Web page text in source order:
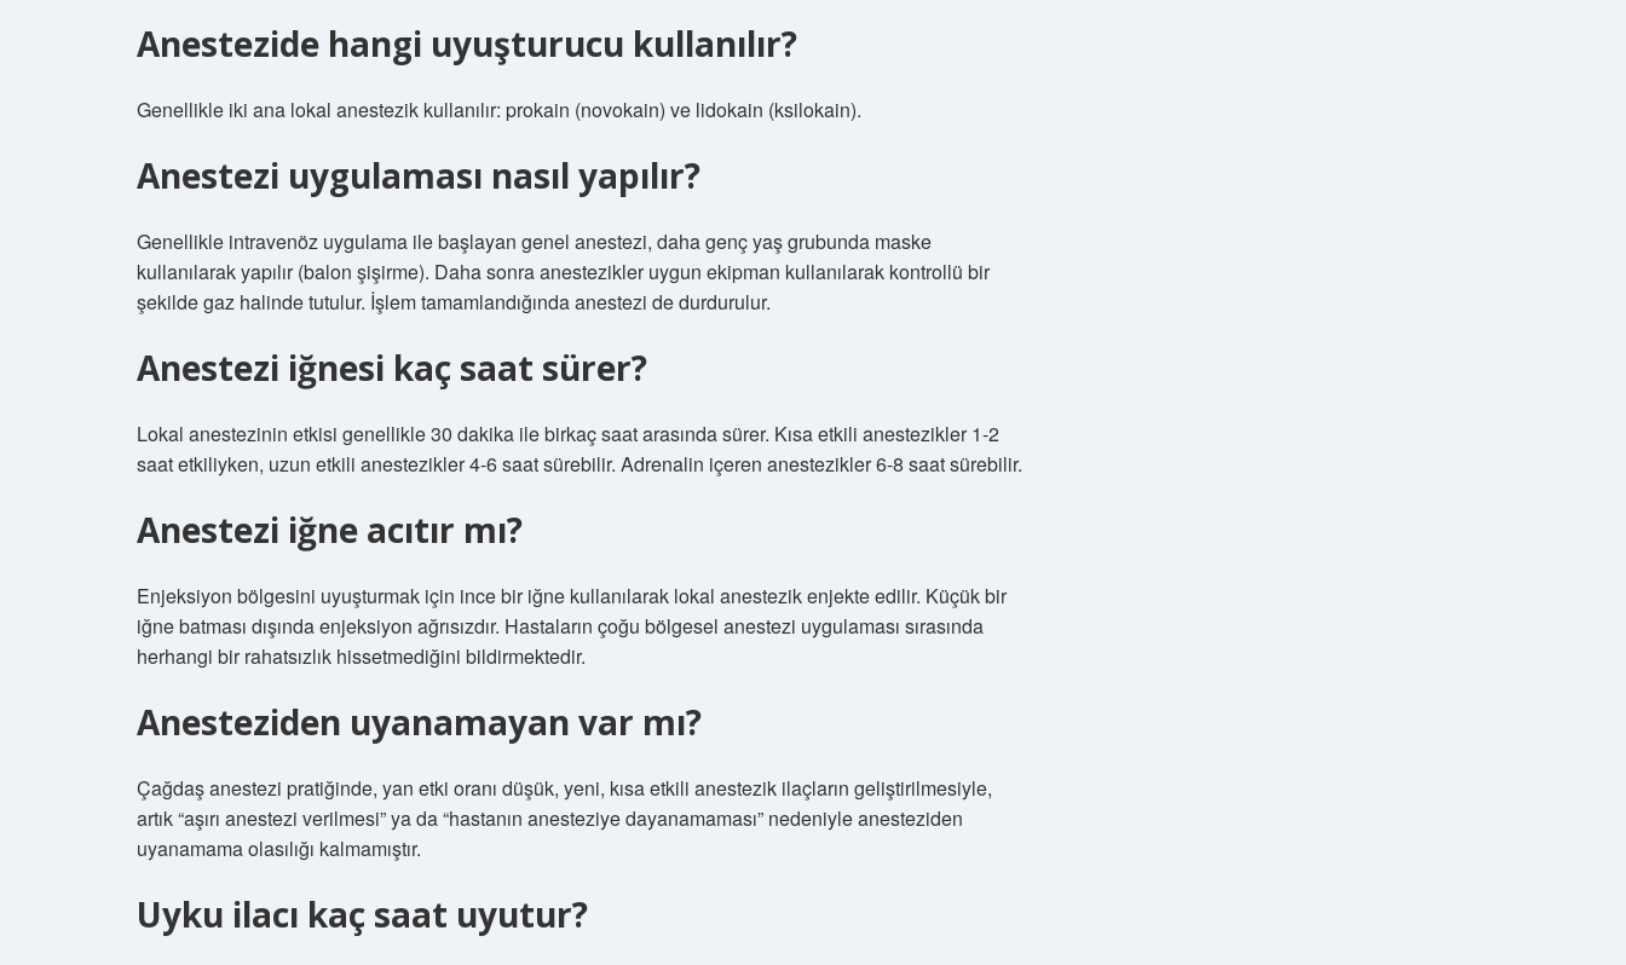
Anestezide hangi uyuşturucu kullanılır?
Genellikle iki ana lokal anestezik kullanılır: prokain (novokain) ve lidokain (ksilokain).
Anestezi uygulaması nasıl yapılır?
Genellikle intravenöz uygulama ile başlayan genel anestezi, daha genç yaş grubunda maske
kullanılarak yapılır (balon şişirme). Daha sonra anestezikler uygun ekipman kullanılarak kontrollü bir
şekilde gaz halinde tutulur. İşlem tamamlandığında anestezi de durdurulur.
Anestezi iğnesi kaç saat sürer?
Lokal anestezinin etkisi genellikle 30 dakika ile birkaç saat arasında sürer. Kısa etkili anestezikler 1-2
saat etkiliyken, uzun etkili anestezikler 4-6 saat sürebilir. Adrenalin içeren anestezikler 6-8 saat sürebilir.
Anestezi iğne acıtır mı?
Enjeksiyon bölgesini uyuşturmak için ince bir iğne kullanılarak lokal anestezik enjekte edilir. Küçük bir
iğne batması dışında enjeksiyon ağrısızdır. Hastaların çoğu bölgesel anestezi uygulaması sırasında
herhangi bir rahatsızlık hissetmediğini bildirmektedir.
Anesteziden uyanamayan var mı?
Çağdaş anestezi pratiğinde, yan etki oranı düşük, yeni, kısa etkili anestezik ilaçların geliştirilmesiyle,
artık “aşırı anestezi verilmesi” ya da “hastanın anesteziye dayanamaması” nedeniyle anesteziden
uyanamama olasılığı kalmamıştır.
Uyku ilacı kaç saat uyutur?